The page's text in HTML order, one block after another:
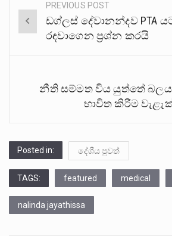
Post
navigation
PREVIOUS POST
ඩග්ලස් දේවානන්දව PTA
රඳවාගෙන ප්‍රශ්න කරයි
නීති සම්මත විය යුත්තේ
භාවිත කිරීම
Posted in: දේශීය පුවත්
TAGS: featured medical
nalinda jayathissa